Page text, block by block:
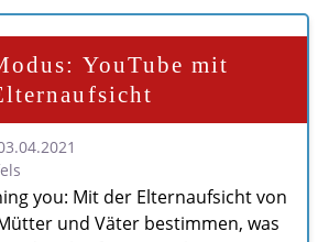
YouTube mit
you: Mit der Elternaufsicht von
und Väter bestimmen, was